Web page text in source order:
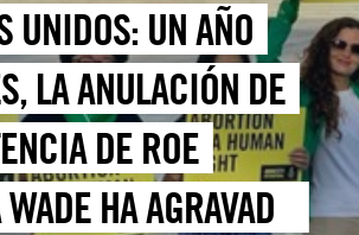
UNIDOS: UN AÑO
LA ANULACIÓN DE
DE ROE
HA AGRAVADO